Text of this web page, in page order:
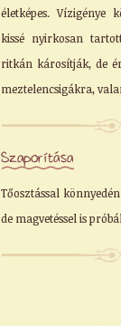
életképes. Vízigénye
kissé nyirkosan
ritkán károsítják, de
meztelencsigákra,
Szaporítása
Tőosztással
de magvetéssel is